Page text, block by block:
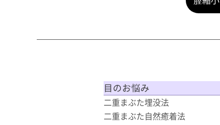
目のお悩み
二重まぶた埋没法
二重まぶた自然癒着法